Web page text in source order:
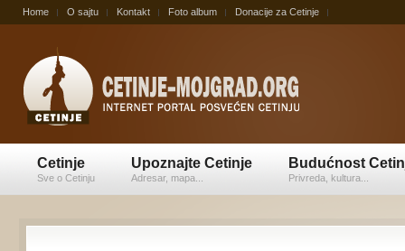
Home O sajtu Kontakt Foto album Donacije za Cetinje
Cetinje
Sve o Cetinju
Upoznajte Cetinje
Adresar, mapa...
Budućnost
Privreda, kultura...